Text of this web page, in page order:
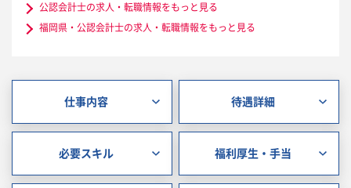
公認会計士の求人・転職情報をもっと見る
福岡県・公認会計士の求人・転職情報をもっと見る
仕事内容 待遇詳細
必要スキル 福利厚生・手当